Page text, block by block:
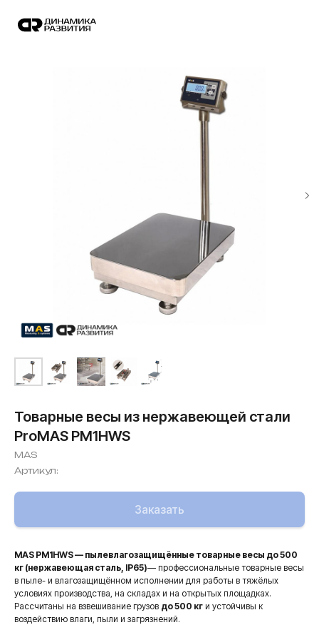
Товарные весы из нержавеющей стали
ProMAS PM1HWS
MAS
Артикул:
Заказать
MAS PM1HWS — пылевлагозащищённые товарные весы до 500
кг (нержавеющая сталь, IP65)— профессиональные товарные весы
в пыле- и влагозащищённом исполнении для работы в тяжёлых
условиях производства, на складах и на открытых площадках.
Рассчитаны на взвешивание грузов до 500 кг и устойчивы к
воздействию влаги, пыли и загрязнений.